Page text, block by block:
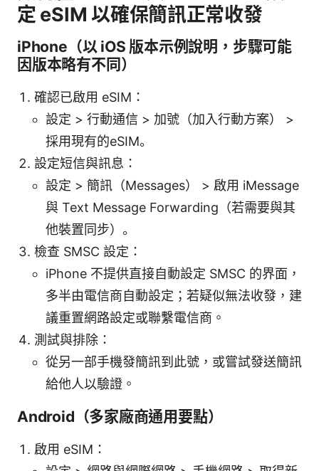
定 eSIM 以確保簡訊正常收發
iPhone（以 iOS 版本示例說明，步驟可能
因版本略有不同）
確認已啟用 eSIM：
設定 > 行動通信 > 加號（加入行動方案） >
採用現有的eSIM。
設定短信與訊息：
設定 > 簡訊（Messages） > 啟用 iMessage
與 Text Message Forwarding（若需要與其
他裝置同步）。
檢查 SMSC 設定：
iPhone 不提供直接自動設定 SMSC 的界面，
多半由電信商自動設定；若疑似無法收發，建
議重置網路設定或聯繫電信商。
測試與排除：
從另一部手機發簡訊到此號，或嘗試發送簡訊
給他人以驗證。
Android（多家廠商通用要點）
啟用 eSIM：